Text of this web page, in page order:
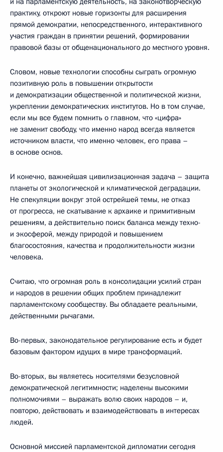
практику, откроют новые горизонты для расширения
прямой демократии, непосредственного, интерактивного
участия граждан в принятии решений, формировании
правовой базы от общенационального до местного уровня.
Словом, новые технологии способны сыграть огромную
позитивную роль в повышении открытости
и демократизации общественной и политической жизни,
укреплении демократических институтов. Но в том случае,
если мы все будем помнить о главном, что «цифра»
не заменит свободу, что именно народ всегда является
источником власти, что именно человек, его права –
в основе основ.
И конечно, важнейшая цивилизационная задача – защита
планеты от экологической и климатической деградации.
Не спекуляции вокруг этой острейшей темы, не отказ
от прогресса, не скатывание к архаике и примитивным
решениям, а действительно поиск баланса между техно-
и экосферой, между природой и повышением
благосостояния, качества и продолжительности жизни
человека.
Считаю, что огромная роль в консолидации усилий стран
и народов в решении общих проблем принадлежит
парламентскому сообществу. Вы обладаете реальными,
действенными рычагами.
Во-первых, законодательное регулирование есть и будет
базовым фактором идущих в мире трансформаций.
Во-вторых, вы являетесь носителями безусловной
демократической легитимности; наделены высокими
полномочиями – выражать волю своих народов – и,
повторю, действовать и взаимодействовать в интересах
людей.
Основной миссией парламентской дипломатии сегодня